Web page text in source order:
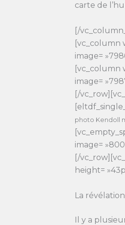
carte de
[/
[vc_column
image=
[vc_column
image=
[/
photo Kendoll
image=
[/
height=
La
Il y a